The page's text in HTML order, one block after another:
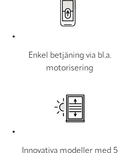
Enkel betjäning via bl.a.
motorisering
Innovativa modeller med 5